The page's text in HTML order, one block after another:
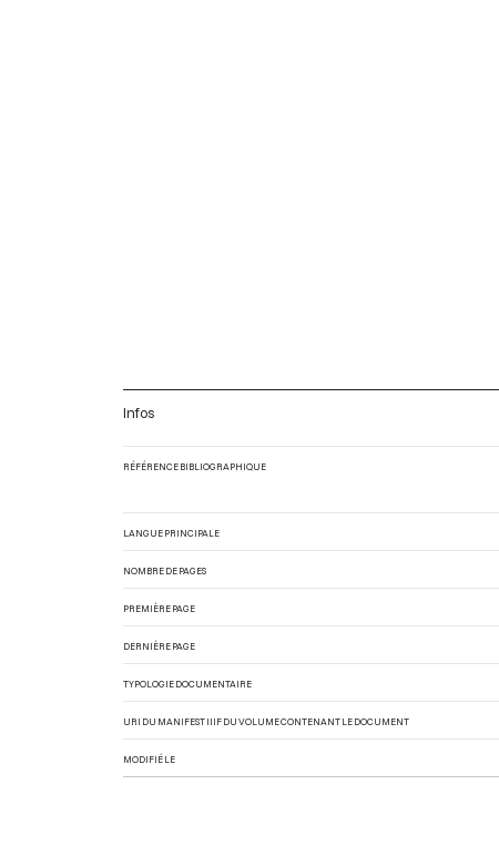
Infos
RÉFÉRENCE BIBLIOGRAPHIQUE
LANGUE PRINCIPALE
NOMBRE DE PAGES
PREMIÈRE PAGE
DERNIÈRE PAGE
TYPOLOGIE DOCUMENTAIRE
URI DU MANIFEST IIIF DU VOLUME CONTENANT LE DOCUMENT
MODIFIÉ LE